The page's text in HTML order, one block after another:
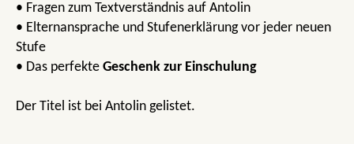
• Fragen zum Textverständnis auf Antolin
• Elternansprache und Stufenerklärung vor jeder neuen
Stufe
• Das perfekte Geschenk zur Einschulung
Der Titel ist bei Antolin gelistet.